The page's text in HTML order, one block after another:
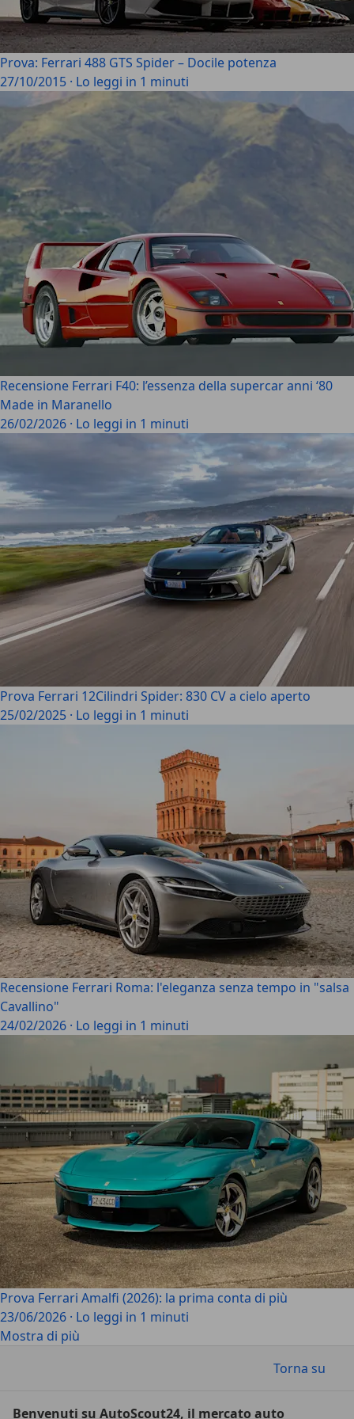
Prova: Ferrari 488 GTS Spider – Docile potenza
27/10/2015 · Lo leggi in 1 minuti
Recensione Ferrari F40: l’essenza della supercar anni ‘80
Made in Maranello
26/02/2026 · Lo leggi in 1 minuti
Prova Ferrari 12Cilindri Spider: 830 CV a cielo aperto
25/02/2025 · Lo leggi in 1 minuti
Recensione Ferrari Roma: l'eleganza senza tempo in "salsa
Cavallino"
24/02/2026 · Lo leggi in 1 minuti
Prova Ferrari Amalfi (2026): la prima conta di più
23/06/2026 · Lo leggi in 1 minuti
Mostra di più
Torna su
Benvenuti su AutoScout24, il mercato auto